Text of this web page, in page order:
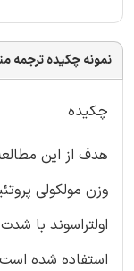
نمونه چکیده ترجمه
چکیده
هدف از این
وزن مولکولی